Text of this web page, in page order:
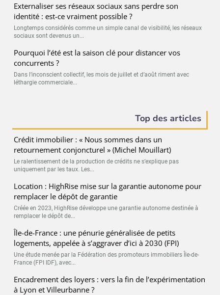
Externaliser ses réseaux sociaux sans perdre son
identité : est-ce vraiment possible ?
Longtemps considérés comme un simple canal de visibilité, les réseaux
sociaux sont devenus un...
Pourquoi l’été est la saison clé pour distancer vos
concurrents ?
Dans l’inconscient collectif, les mois de juillet et d’août riment avec
léthargie commerciale...
Top des articles
Crédit immobilier : « Nous sommes dans un
retournement conjoncturel » (Michel Mouillart)
Le ralentissement de la production de crédits ne s’explique pas
uniquement par les taux. Les...
Location : HighRise mise sur la garantie autonome pour
remplacer le dépôt de garantie
Créée en 2023, HighRise développe une garantie autonome destinée à
remplacer le dépôt de...
Île-de-France : une pénurie généralisée de petits
logements, appelée à s’aggraver d’ici à 2030 (FPI)
Une étude menée par la Fédération des promoteurs immobiliers Île-de-
France (FPI IDF), avec...
Encadrement des loyers : vers la fin de l’expérimentation
à Lyon et Villeurbanne ?